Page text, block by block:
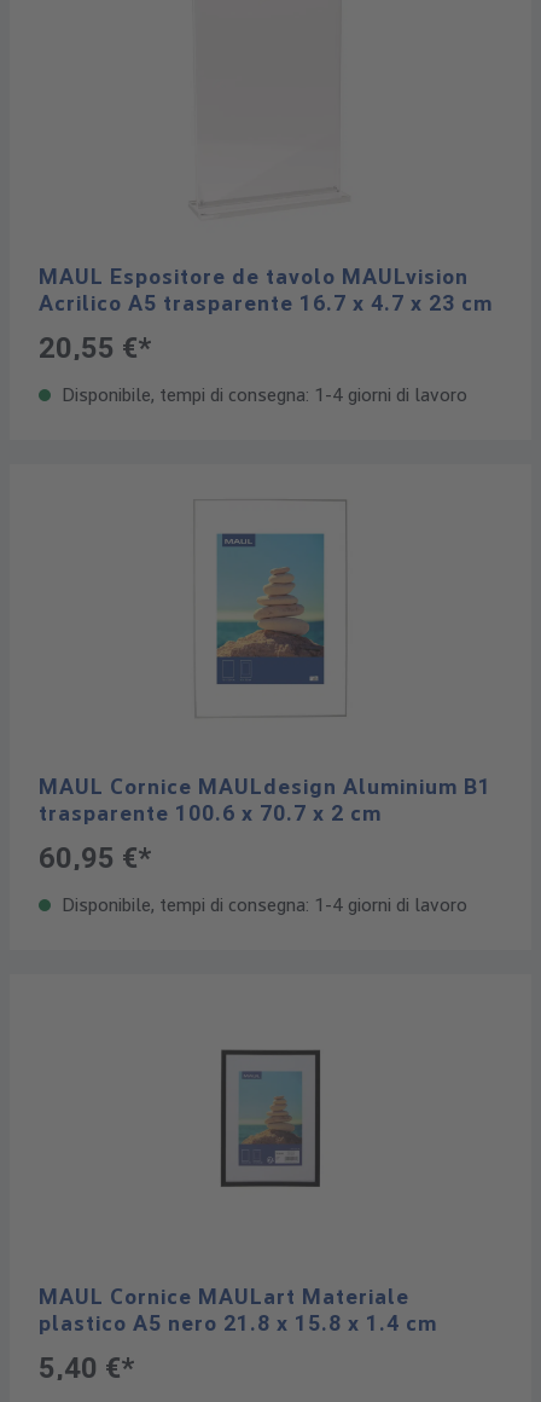
MAUL Espositore de tavolo MAULvision
Acrilico A5 trasparente 16.7 x 4.7 x 23 cm
20,55 €*
Disponibile, tempi di consegna: 1-4 giorni di lavoro
MAUL Cornice MAULdesign Aluminium B1
trasparente 100.6 x 70.7 x 2 cm
60,95 €*
Disponibile, tempi di consegna: 1-4 giorni di lavoro
MAUL Cornice MAULart Materiale
plastico A5 nero 21.8 x 15.8 x 1.4 cm
5,40 €*